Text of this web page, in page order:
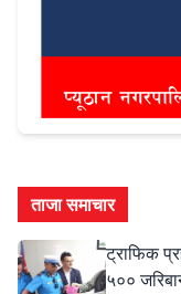
ताजा समाचार
ट्राफिक
५००